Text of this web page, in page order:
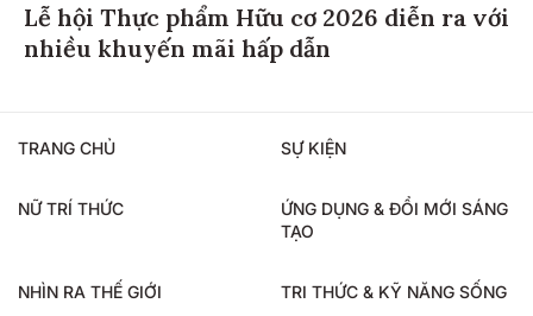
Lễ hội Thực phẩm Hữu cơ 2026 diễn ra với
nhiều khuyến mãi hấp dẫn
TRANG CHỦ SỰ KIỆN
NỮ TRÍ THỨC
ỨNG DỤNG & ĐỔI MỚI SÁNG
TẠO
NHÌN RA THẾ GIỚI TRI THỨC & KỸ NĂNG SỐNG